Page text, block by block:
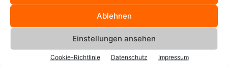
Ablehnen
Einstellungen ansehen
Cookie-Richtlinie Datenschutz Impressum
Markdown-Editor wird runder
Christoph Langner
SSHPilot 3.5.4: Linux-Alternative
zu PuTTY oder SecureCRT